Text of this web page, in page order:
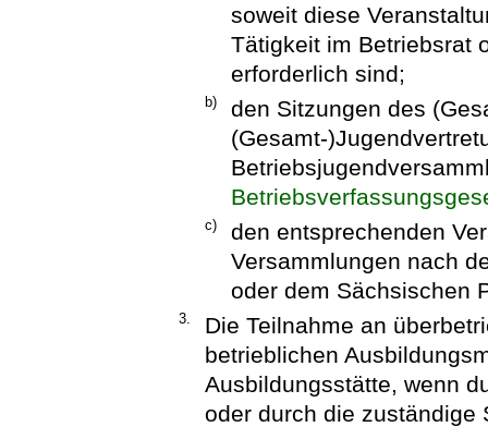
soweit diese
Tätigkeit im Betriebsrat
erforderlich sind;
b)
den Sitzungen des
(Gesamt-
c)
den entsprechenden
Versammlungen nach
oder dem Sächsischen
3.
Die Teilnahme an
betrieblichen
Ausbildungsstätte, wenn
oder durch die zuständige